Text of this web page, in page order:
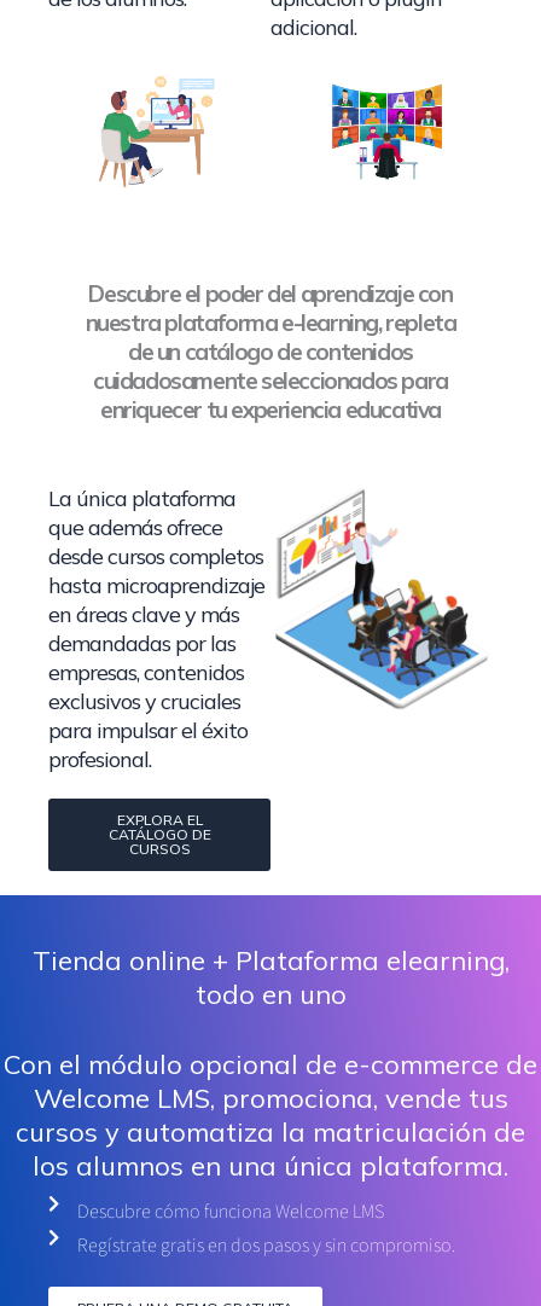
adicional.
Descubre el poder del aprendizaje con
nuestra plataforma e-learning, repleta
de un catálogo de contenidos
cuidadosamente seleccionados para
enriquecer tu experiencia educativa
La única plataforma
que además ofrece
desde cursos completos
hasta microaprendizaje
en áreas clave y más
demandadas por las
empresas, contenidos
exclusivos y cruciales
para impulsar el éxito
profesional.
EXPLORA EL
CATÁLOGO DE
CURSOS
Tienda online + Plataforma elearning,
todo en uno
Con el módulo opcional de e-commerce de
Welcome LMS, promociona, vende tus
cursos y automatiza la matriculación de
los alumnos en una única plataforma.
Descubre cómo funciona Welcome LMS
Regístrate gratis en dos pasos y sin compromiso.